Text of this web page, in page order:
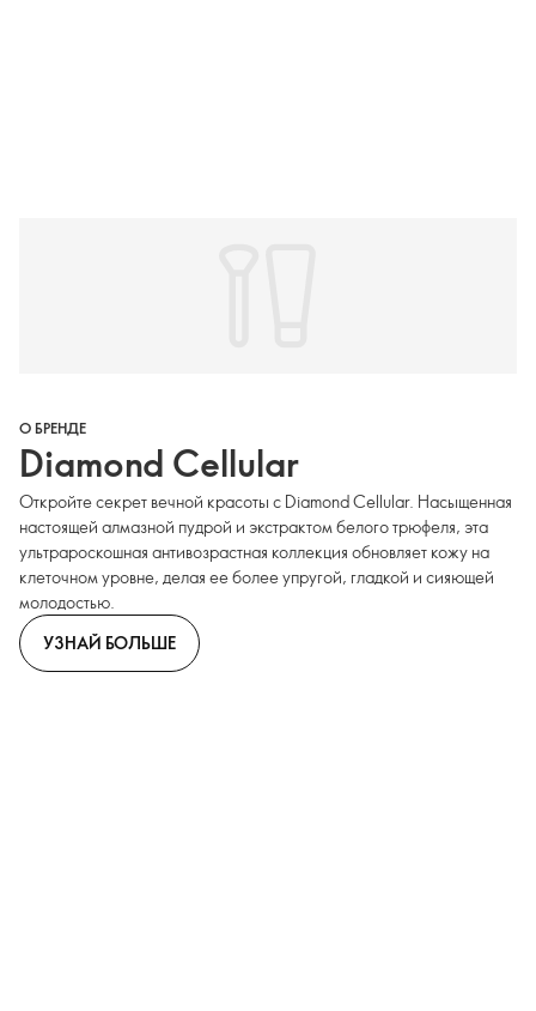
О БРЕНДЕ
Diamond Cellular
Откройте секрет вечной красоты с Diamond Cellular. Насыщенная
настоящей алмазной пудрой и экстрактом белого трюфеля, эта
ультрароскошная антивозрастная коллекция обновляет кожу на
клеточном уровне, делая ее более упругой, гладкой и сияющей
молодостью.
УЗНАЙ БОЛЬШЕ